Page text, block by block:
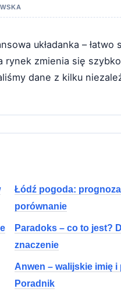
układanka – łatwo
zmienia się
dane z kilku
Łódź pogoda:
porównanie
Paradoks – co to jest?
znaczenie
Anwen – walijskie imię i
Poradnik